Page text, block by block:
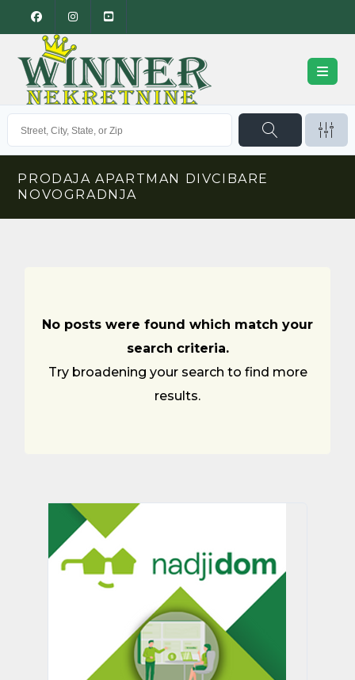
PRODAJA APARTMAN DIVCIBARE
NOVOGRADNJA
No posts were found which match your
search criteria.
Try broadening your search to find more
results.